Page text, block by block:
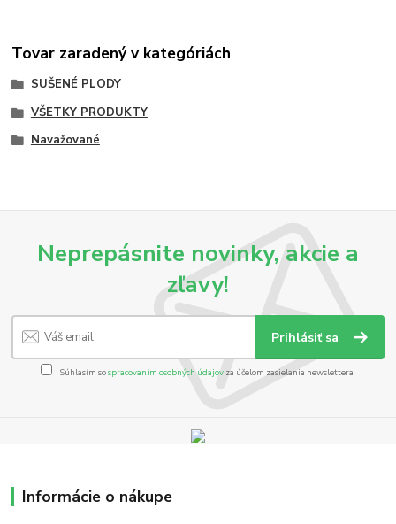
Tovar zaradený v kategóriách
SUŠENÉ PLODY
VŠETKY PRODUKTY
Navažované
Neprepásnite novinky, akcie a
zľavy!
Prihlásiť sa
Súhlasím sospracovaním osobných údajov za účelom zasielania newslettera.
Informácie o nákupe